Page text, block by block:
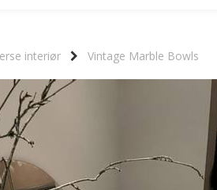
interiør Vintage Marble Bowls